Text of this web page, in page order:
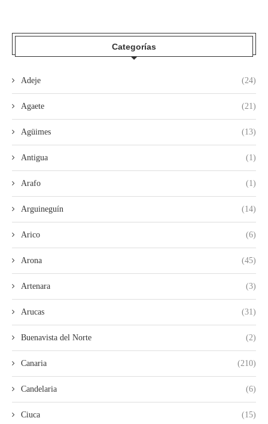
Categorías
Adeje (24)
Agaete (21)
Agüimes (13)
Antigua (1)
Arafo (1)
Arguineguín (14)
Arico (6)
Arona (45)
Artenara (3)
Arucas (31)
Buenavista del Norte (2)
Canaria (210)
Candelaria (6)
Ciuca (15)